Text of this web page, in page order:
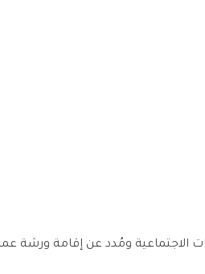
الاجتماعية ومُدد عن إقامة ورشة